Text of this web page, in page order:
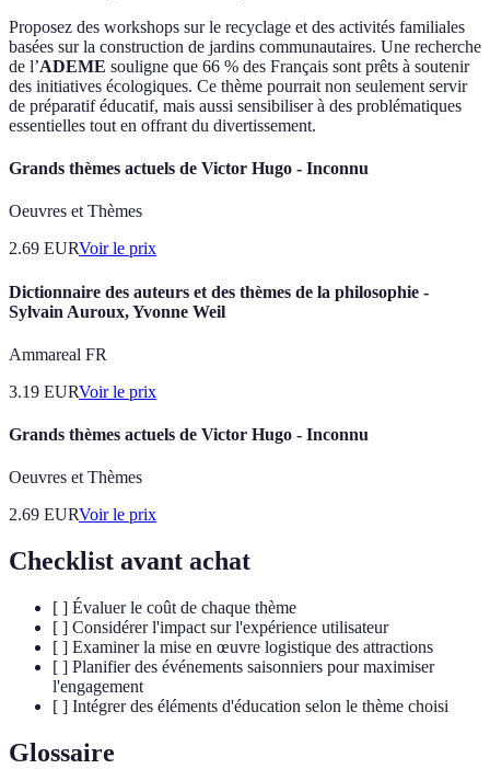
Proposez des workshops sur le recyclage et des activités familiales
basées sur la construction de jardins communautaires. Une recherche
de l’ADEME souligne que 66 % des Français sont prêts à soutenir
des initiatives écologiques. Ce thème pourrait non seulement servir
de préparatif éducatif, mais aussi sensibiliser à des problématiques
essentielles tout en offrant du divertissement.
Grands thèmes actuels de Victor Hugo - Inconnu
Oeuvres et Thèmes
2.69 EURVoir le prix
Dictionnaire des auteurs et des thèmes de la philosophie -
Sylvain Auroux, Yvonne Weil
Ammareal FR
3.19 EURVoir le prix
Grands thèmes actuels de Victor Hugo - Inconnu
Oeuvres et Thèmes
2.69 EURVoir le prix
Checklist avant achat
[ ] Évaluer le coût de chaque thème
[ ] Considérer l'impact sur l'expérience utilisateur
[ ] Examiner la mise en œuvre logistique des attractions
[ ] Planifier des événements saisonniers pour maximiser
l'engagement
[ ] Intégrer des éléments d'éducation selon le thème choisi
Glossaire